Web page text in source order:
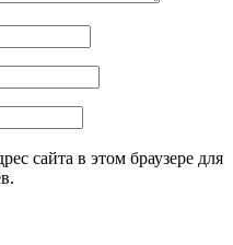
сайта в этом браузере для